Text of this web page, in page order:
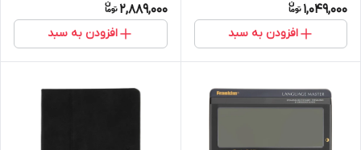
1,049,000
افزودن به سبد
2,889,000
افزودن به سبد